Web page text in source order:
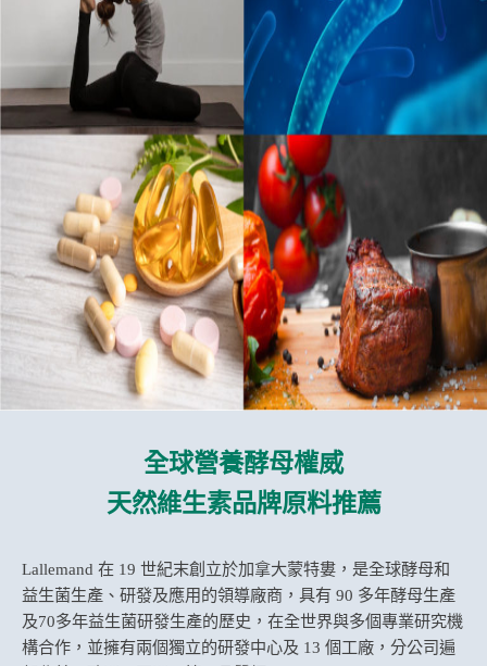
全球營養酵母權威
天然維生素品牌原料推薦
Lallemand 在 19 世紀末創立於加拿大蒙特婁，是全球酵母和
益生菌生產、研發及應用的領導廠商，具有 90 多年酵母生產
及70多年益生菌研發生產的歷史，在全世界與多個專業研究機
構合作，並擁有兩個獨立的研發中心及 13 個工廠，分公司遍